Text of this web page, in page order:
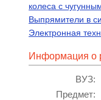
колеса с
Выпрямители в
Электронная
Информация о
ВУЗ:
Предмет: